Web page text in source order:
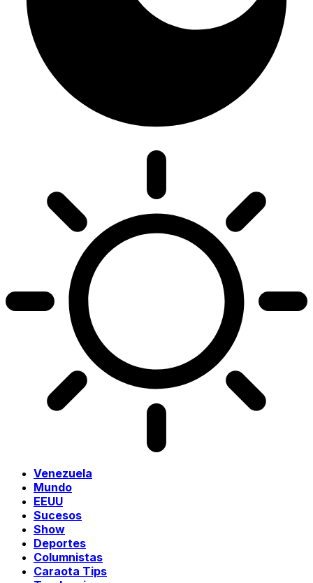
Venezuela
Mundo
EEUU
Sucesos
Show
Deportes
Columnistas
Caraota Tips